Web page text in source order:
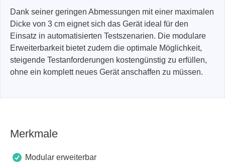
Dank seiner geringen Abmessungen mit einer maximalen
Dicke von 3 cm eignet sich das Gerät ideal für den
Einsatz in automatisierten Testszenarien. Die modulare
Erweiterbarkeit bietet zudem die optimale Möglichkeit,
steigende Testanforderungen kostengünstig zu erfüllen,
ohne ein komplett neues Gerät anschaffen zu müssen.
Merkmale
Modular erweiterbar